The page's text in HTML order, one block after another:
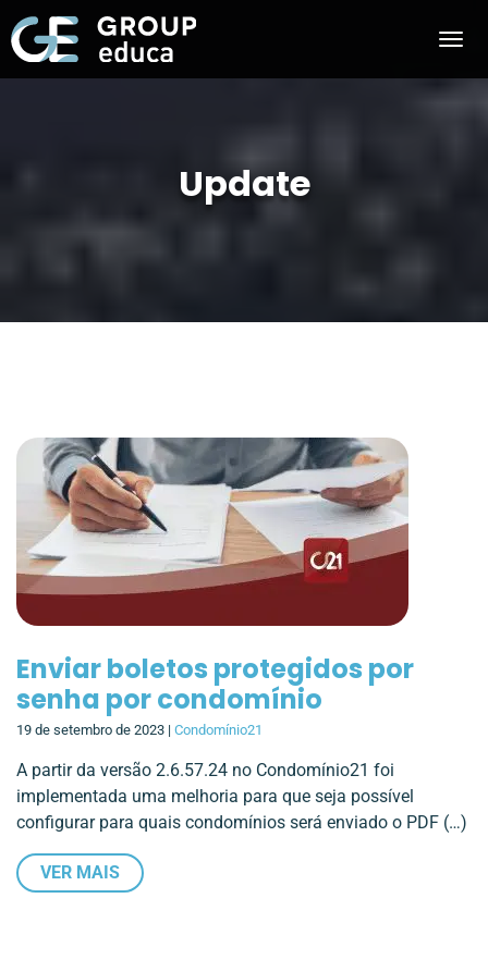
Update
Enviar boletos protegidos por
senha por condomínio
19 de setembro de 2023 | Condomínio21
A partir da versão 2.6.57.24 no Condomínio21 foi
implementada uma melhoria para que seja possível
configurar para quais condomínios será enviado o PDF (…)
VER MAIS